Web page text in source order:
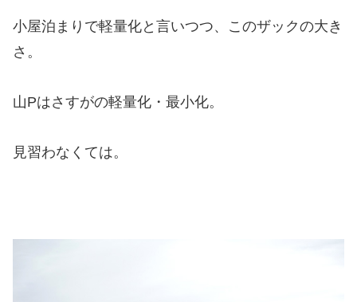
小屋泊まりで軽量化と言いつつ、このザックの大き
さ。
山Pはさすがの軽量化・最小化。
見習わなくては。